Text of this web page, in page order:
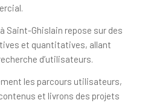
Saint-Ghislain repose sur des
et quantitatives, allant
d’utilisateurs.
les parcours utilisateurs,
et livrons des projets